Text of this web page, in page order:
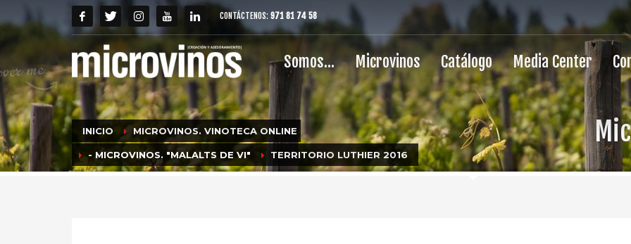
CONTÁCTENOS: 971 81 74 58
Somos… Microvinos Catálogo Media Center
INICIO MICROVINOS. VINOTECA ONLINE
- MICROVINOS. "MALALTS DE VI" TERRITORIO LUTHIER 2016